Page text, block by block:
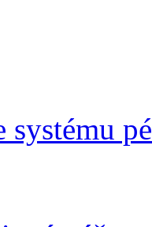
systému